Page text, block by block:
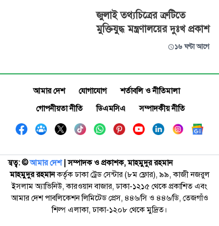
জুলাই তথ্যচিত্রের ত্রুটিতে
মুক্তিযুদ্ধ মন্ত্রণালয়ের দুঃখ প্রকাশ
১৬ ঘণ্টা আগে
আমার দেশ যোগাযোগ
শর্তাবলি ও নীতিমালা
গোপনীয়তা নীতি
ডিএমসিএ সম্পাদকীয় নীতি
স্বত্ব: ©️আমার দেশ| সম্পাদক ও প্রকাশক, মাহমুদুর রহমান
মাহমুদুর রহমানকর্তৃক ঢাকা ট্রেড সেন্টার (৮ম ফ্লোর), ৯৯, কাজী নজরুল
ইসলাম অ্যাভিনিউ, কারওয়ান বাজার, ঢাকা-১২১৫ থেকে প্রকাশিত এবং
আমার দেশ পাবলিকেশন লিমিটেড প্রেস, ৪৪৬/সি ও ৪৪৬/ডি, তেজগাঁও
শিল্প এলাকা, ঢাকা-১২০৮ থেকে মুদ্রিত।